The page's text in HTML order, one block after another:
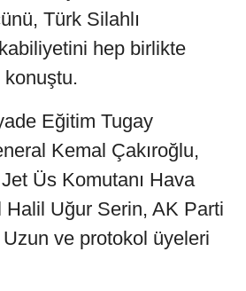
Türk Silahlı
hep birlikte
Eğitim Tugay
Kemal Çakıroğlu,
Üs Komutanı Hava
Halil Uğur Serin, AK Parti
ve protokol üyeleri